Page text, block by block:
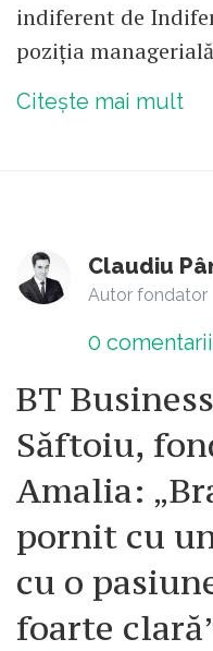
indiferent de
poziția
Citește mai mult
Claudiu
Autor fondator
0 comentarii
BT
Săftoiu,
Amalia:
pornit cu
cu o
foarte